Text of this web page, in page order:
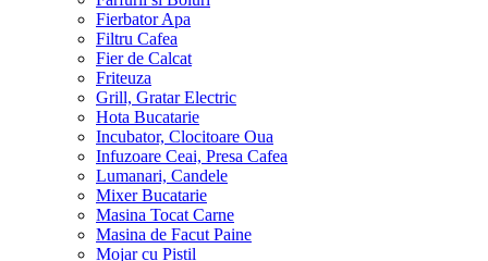
Fierbator Apa
Filtru Cafea
Fier de Calcat
Friteuza
Grill, Gratar Electric
Hota Bucatarie
Incubator, Clocitoare Oua
Infuzoare Ceai, Presa Cafea
Lumanari, Candele
Mixer Bucatarie
Masina Tocat Carne
Masina de Facut Paine
Mojar cu Pistil